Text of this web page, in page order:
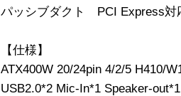
パッシブダクト PCI Express対
【仕様】
ATX400W 20/24pin 4/2/5 H410/
USB2.0*2 Mic-In*1 Speaker-out*1